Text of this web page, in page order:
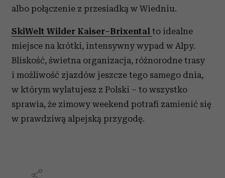
albo połączenie z przesiadką w Wiedniu.
SkiWelt Wilder Kaiser–Brixental to idealne
miejsce na krótki, intensywny wypad w Alpy.
Bliskość, świetna organizacja, różnorodne trasy
i możliwość zjazdów jeszcze tego samego dnia,
w którym wylatujesz z Polski – to wszystko
sprawia, że zimowy weekend potrafi zamienić się
w prawdziwą alpejską przygodę.